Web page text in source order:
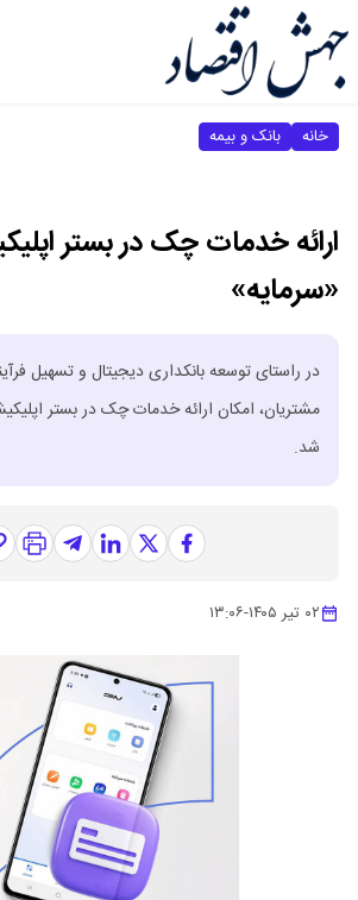
خانه بانک و بیمه
ارائه خدمات چک در بستر
«سرمایه»
در راستای توسعه بانکداری دیجیتال و تسهیل
مشتریان، امکان ارائه خدمات چک در بستر
شد.
۰۲ تیر ۱۴۰۵ -۱۳:۰۶